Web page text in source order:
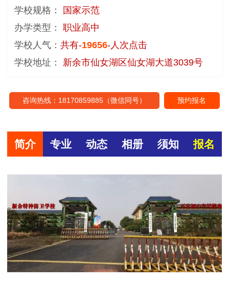
学校规格：
国家示范
办学类型：
职业高中
学校人气： 共有-19656-人次点击
学校地址：
新余市仙女湖区仙女湖大道3039号
咨询热线：18170859885（微信同号） 预约报名
简介 专业 动态 相册 须知 报名